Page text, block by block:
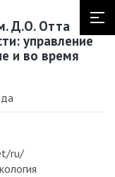
Д.О. Отта
управление
и во время
ru/